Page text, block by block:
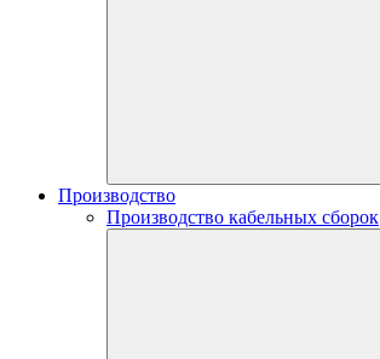
Производство
Производство кабельных сборок